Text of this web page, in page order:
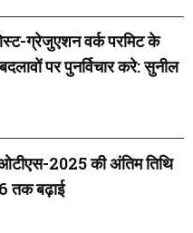
ग्रेजुएशन वर्क परमिट के
पर पुनर्विचार करे: सुनील
2025 की अंतिम तिथि
तक बढ़ाई